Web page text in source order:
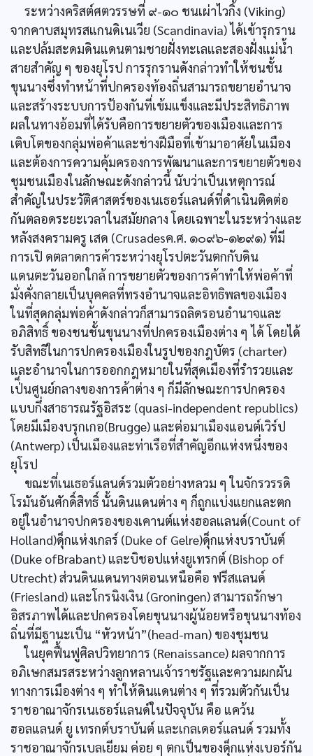
ระหว่างคริสต์ศตวรรษที่ ๙-๑๐ ชนเผ่าไวกิ้ง (Viking)
จากคาบสมุทรสแกนดิเนเวีย (Scandinavia) ได้เข้ารุกราน
และปล้มสะดมดินแดนตามชายฝั่งทะเลและสองฝั่งแม่น้ำ
สายสำคัญ ๆ ของยุโรป การรุกรานดังกล่าวทำให้ชนชั้น
ขุนนางซึ่งทำหน้าที่ปกครองท้องถิ่นสามารถขยายอำนาจ
และสร้างระบบการป้องกันที่เข้มแข็งและมีประสิทธิภาพ
ผลในทางอ้อมที่ได้รับคือการขยายตัวของเมืองและการ
เติบโตของกลุ่มพ่อค้าและช่างฝีมือที่เข้ามาอาศัยในเมือง
และต้องการความคุ้มครองการพัฒนาและการขยายตัวของ
ชุมชนเมืองในลักษณะดังกล่าวนี้ นับว่าเป็นเหตุการณ์
สำคัญในประวัติศาสตร์ของเนเธอร์แลนด์ที่ดำเนินติดต่อ
กันตลอดระยะเวลาในสมัยกลาง โดยเฉพาะในระหว่างและ
หลังสงครามครู เสด (Crusadesค.ศ. ๑๐๙๖-๑๒๙๑) ที่มี
การเปิ ดตลาดการค้าระหว่างยุโรปตะวันตกกับดิน
แดนตะวันออกใกล้ การขยายตัวของการค้าทำให้พ่อค้าที่
มั่งคั่งกลายเป็นบุคคลที่ทรงอำนาจและอิทธิพลของเมือง
ในที่สุดกลุ่มพ่อค้าดังกล่าวก็สามารถลิดรอนอำนาจและ
อภิสิทธิ์ ของชนชั้นขุนนางที่ปกครองเมืองต่าง ๆ ได้ โดยได้
รับสิทธิในการปกครองเมืองในรูปของกฎบัตร (charter)
และอำนาจในการออกกฎหมายในที่สุดเมืองที่รำรวยและ
เป่็นศูนย์กลางของการค้าต่าง ๆ ก็มีลักษณะการปกครอง
แบบกึ่งสาธารณรัฐอิสระ (quasi-independent republics)
โดยมีเมืองบรุกเกอ(Brugge) และต่อมาเมืองแอนต์เวิร์ป
(Antwerp) เป็นเมืองและท่าเรือที่สำคัญอีกแห่งหนึ่งของ
ยุโรป
ขณะที่เนเธอร์แลนด์รวมตัวอย่างหลวม ๆ ในจักรวรรดิ
โรมันอันศักดิ์สิทธิ์ นั้นดินแดนต่าง ๆ ก็ถูกแบ่งแยกและตก
อยู่ในอำนาจปกครองของเคานต์แห่งฮอลแลนด์(Count of
Holland)ดุ็กแห่งเกลร์ (Duke of Gelre)ดุ็กแห่งบราบันต์
(Duke ofBrabant) และบิชอปแห่งยูเทรกต์ (Bishop of
Utrecht) ส่วนดินแดนทางตอนเหนือคือ ฟรีสแลนด์
(Friesland) และโกรนิงเงิน (Groningen) สามารถรักษา
อิสรภาพได้และปกครองโดยขุนนางผู้น้อยหรือขุนนางท้อง
ถิ่นที่มีฐานะเป็น “หัวหน้า”(head-man) ของชุมชน
ในยุคฟื้นฟูศิลปวิทยาการ (Renaissance) ผลจากการ
อภิเษกสมรสระหว่างลูกหลานเจ้าราชรัฐและความผกผัน
ทางการเมืองต่าง ๆ ทำให้ดินแดนต่าง ๆ ที่รวมตัวกันเป็น
ราชอาณาจักรเนเธอร์แลนด์ในปัจจุบัน คือ แคว้น
ฮอลแลนด์ ยู เทรกต์บราบันต์ และเกลเดอร์แลนด์ รวมทั้ง
ราชอาณาจักรเบลเยียม ค่อย ๆ ตกเป็นของดุ็กแห่งเบอร์กัน